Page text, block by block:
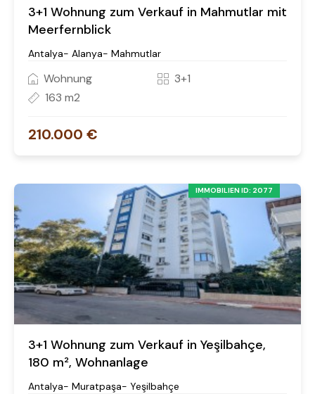
3+1 Wohnung zum Verkauf in Mahmutlar mit
Meerfernblick
Antalya- Alanya- Mahmutlar
Wohnung
3+1
163 m2
210.000 €
IMMOBILIEN ID: 2077
3+1 Wohnung zum Verkauf in Yeşilbahçe,
180 m², Wohnanlage
Antalya- Muratpaşa- Yeşilbahçe